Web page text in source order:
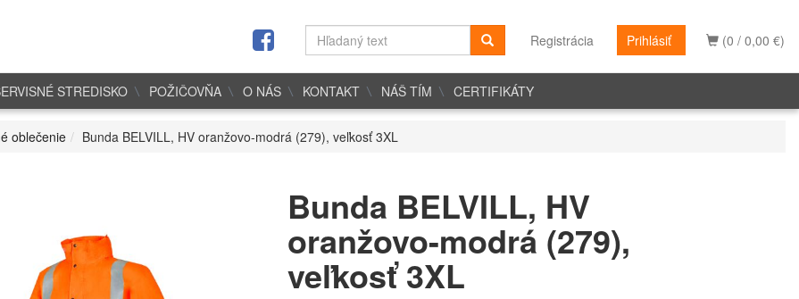
(0 / 0,00 €)
Registrácia Prihlásiť
STREDISKO POŽIČOVŇA O NÁS KONTAKT NÁŠ TÍM CERTIFIKÁTY
oblečenie Bunda BELVILL, HV oranžovo-modrá (279), veľkosť 3XL
Bunda BELVILL, HV
oranžovo-modrá (279),
veľkosť 3XL